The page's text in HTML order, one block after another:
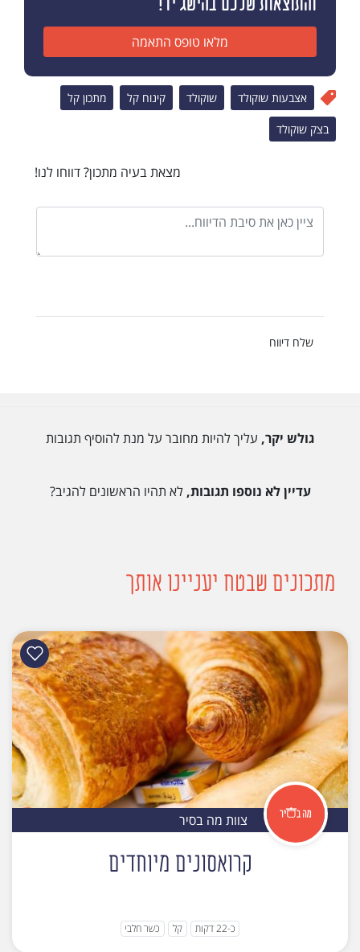
מלאו טופס התאמה
אצבעות שוקולד שוקולד קינוח קל מתכון קל
בצק שוקולד
מצאת בעיה מתכון? דווחו לנו!
שלח דיווח
גולש יקר, עליך להיות מחובר על מנת להוסיף תגובות
עדיין לא נוספו תגובות,לא תהיו הראשונים להגיב?
מתכונים שבטח יעניינו אותך
צוות מה בסיר
קרואסונים מיוחדים
כ-22 דקות קל כשר חלבי